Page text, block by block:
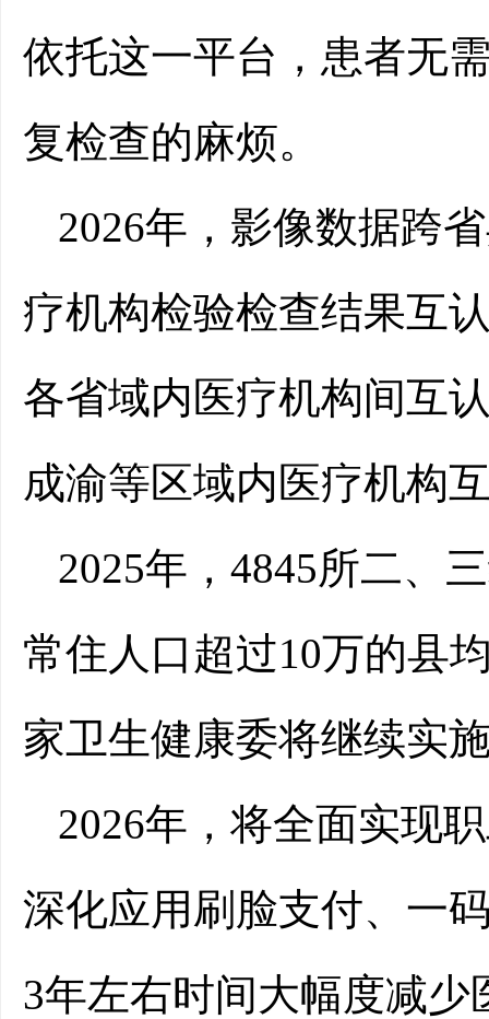
依托这一平台，患者无
复检查的麻烦。
2026年，影像数据跨
疗机构检验检查结果互
各省域内医疗机构间互
成渝等区域内医疗机构
2025年，4845所二、
常住人口超过10万的县
家卫生健康委将继续实
2026年，将全面实现
深化应用刷脸支付、一
3年左右时间大幅度减